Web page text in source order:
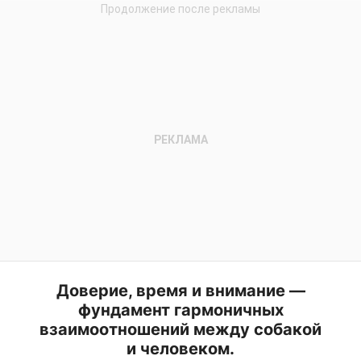
Доверие, время и внимание —
фундамент гармоничных
взаимоотношений между собакой
и человеком.